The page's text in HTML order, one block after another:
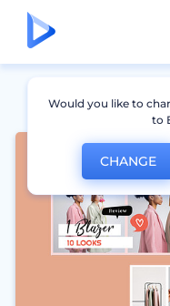
Would you like to
to
CHANGE